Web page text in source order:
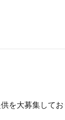
を大募集してお